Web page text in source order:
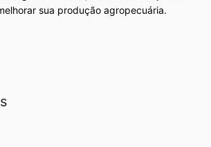
sua produção agropecuária.